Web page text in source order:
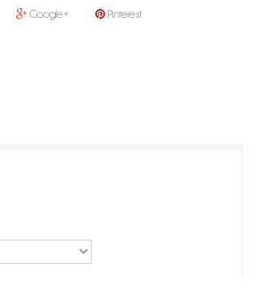
Google+ Pinterest